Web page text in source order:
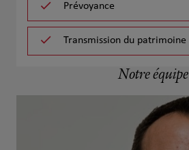
Prévoyance
Transmission du patrimoine
Notre équipe